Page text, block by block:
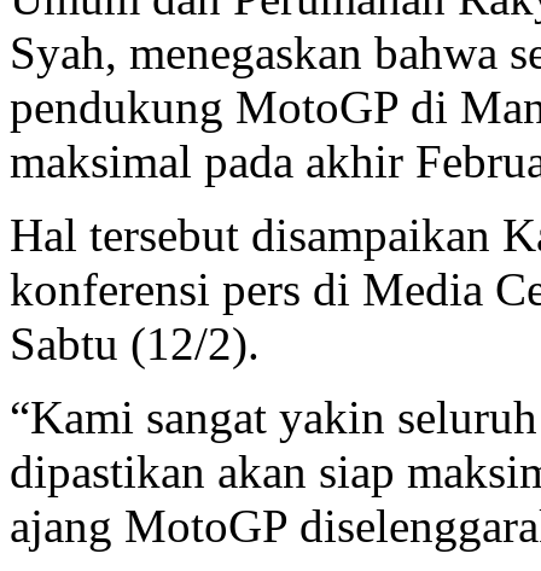
Syah, menegaskan bahwa
pendukung MotoGP di
maksimal pada akhir
Hal tersebut disampaikan
konferensi pers di Media
Sabtu (12/2).
“Kami sangat yakin
dipastikan akan siap
ajang MotoGP